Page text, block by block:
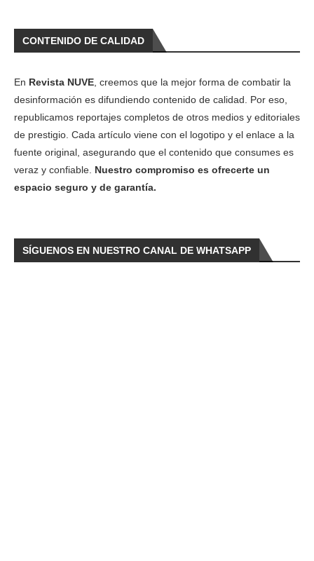
CONTENIDO DE CALIDAD
En Revista NUVE , creemos que la mejor forma de combatir la
desinformación es difundiendo contenido de calidad. Por eso,
republicamos reportajes completos de otros medios y editoriales
de prestigio. Cada artículo viene con el logotipo y el enlace a la
fuente original, asegurando que el contenido que consumes es
veraz y confiable. Nuestro compromiso es ofrecerte un
espacio seguro y de garantía.
SÍGUENOS EN NUESTRO CANAL DE WHATSAPP